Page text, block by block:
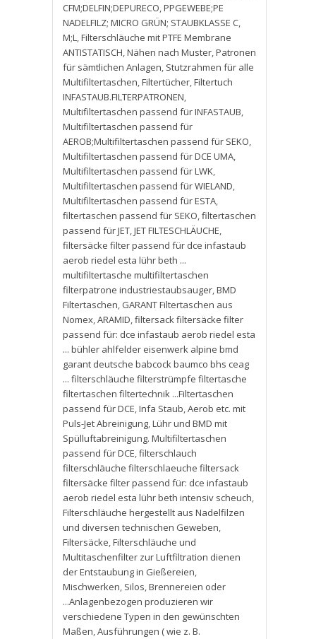
CFM;DELFIN;DEPURECO,PPGEWEBE;PE
NADELFILZ; MICRO GRÜN; STAUBKLASSE C,
M;L,Filterschläuche mit PTFE Membrane
ANTISTATISCH,Nähen nach Muster,Patronen
für sämtlichen Anlagen, Stutzrahmen für alle
Multifiltertaschen,Filtertücher,Filtertuch
INFASTAUB.FILTERPATRONEN,
Multifiltertaschen passend für INFASTAUB,
Multifiltertaschen passend für
AEROB;Multifiltertaschen passend für SEKO,
Multifiltertaschen passend für DCE UMA,
Multifiltertaschen passend für LWK,
Multifiltertaschen passend für WIELAND,
Multifiltertaschen passend für ESTA,
filtertaschen passend für SEKO,filtertaschen
passend für JET,JET FILTESCHLÄUCHE,
filtersäcke filter passend für dce infastaub
aerob riedel esta lühr beth ...
multifiltertasche multifiltertaschen
filterpatrone industriestaubsauger,BMD
Filtertaschen, GARANT Filtertaschen aus
Nomex,ARAMID,filtersack filtersäcke filter
passend für: dce infastaub aerob riedel esta
... bühler ahlfelder eisenwerk alpine bmd
garant deutsche babcock baumco bhs ceag
... filterschläuche filterstrümpfe filtertasche
filtertaschen filtertechnik ...Filtertaschen
passend für DCE,Infa Staub,Aerob etc. mit
Puls-Jet Abreinigung,Lühr und BMD mit
Spülluftabreinigung. Multifiltertaschen
passend für DCE,filterschlauch
filterschläuche filterschlaeuche filtersack
filtersäcke filter passend für: dce infastaub
aerob riedel esta lühr beth intensiv scheuch,
Filterschläuche hergestellt aus Nadelfilzen
und diversen technischen Geweben,
Filtersäcke,Filterschläuche und
Multitaschenfilter zur Luftfiltration dienen
der Entstaubung in Gießereien,
Mischwerken, Silos,Brennereien oder
...Anlagenbezogen produzieren wir
verschiedene Typen in den gewünschten
Maßen,Ausführungen ( wie z. B.